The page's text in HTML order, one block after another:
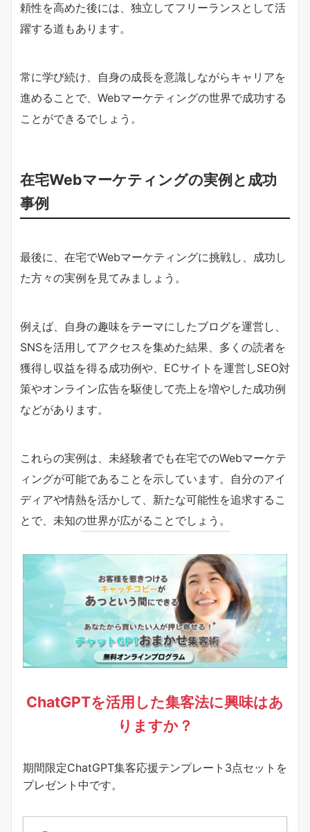
頼性を高めた後には、独立してフリーランスとして活
躍する道もあります。
常に学び続け、自身の成長を意識しながらキャリアを
進めることで、Webマーケティングの世界で成功する
ことができるでしょう。
在宅Webマーケティングの実例と成功
事例
最後に、在宅でWebマーケティングに挑戦し、成功し
た方々の実例を見てみましょう。
例えば、自身の趣味をテーマにしたブログを運営し、
SNSを活用してアクセスを集めた結果、多くの読者を
獲得し収益を得る成功例や、ECサイトを運営しSEO対
策やオンライン広告を駆使して売上を増やした成功例
などがあります。
これらの実例は、未経験者でも在宅でのWebマーケテ
ィングが可能であることを示しています。自分のアイ
ディアや情熱を活かして、新たな可能性を追求するこ
とで、未知の世界が広がることでしょう。
ChatGPTを活用した集客法に興味はあ
りますか？
期間限定ChatGPT集客応援テンプレート3点セットを
プレゼント中です。